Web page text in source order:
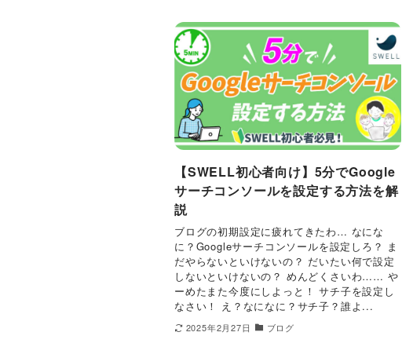
【SWELL初心者向け】5分でGoogle
サーチコンソールを設定する方法を解
説
ブログの初期設定に疲れてきたわ… なにな
に？Googleサーチコンソールを設定しろ？ ま
だやらないといけないの？ だいたい何で設定
しないといけないの？ めんどくさいわ…… や
ーめたまた今度にしよっと！ サチ子を設定し
なさい！ え？なになに？サチ子？誰よ...
2025年2月27日 ブログ